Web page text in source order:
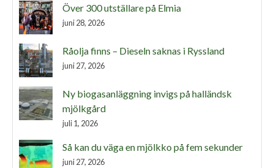
Över 300 utställare på Elmia
juni 28, 2026
Råolja finns – Dieseln saknas i Ryssland
juni 27, 2026
Ny biogasanläggning invigs på halländsk
mjölkgård
juli 1, 2026
Så kan du väga en mjölkko på fem sekunder
juni 27, 2026